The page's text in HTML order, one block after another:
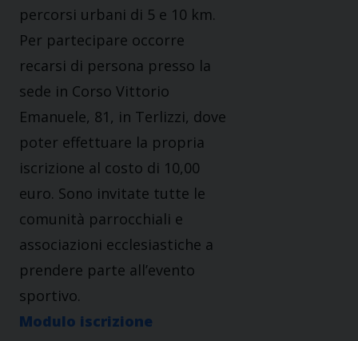
percorsi urbani di 5 e 10 km.
Per partecipare occorre
recarsi di persona presso la
sede in Corso Vittorio
Emanuele, 81, in Terlizzi, dove
poter effettuare la propria
iscrizione al costo di 10,00
euro. Sono invitate tutte le
comunità parrocchiali e
associazioni ecclesiastiche a
prendere parte all’evento
sportivo.
Modulo iscrizione